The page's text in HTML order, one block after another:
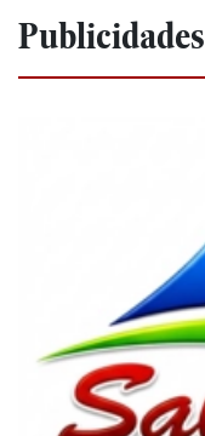
Publicidades